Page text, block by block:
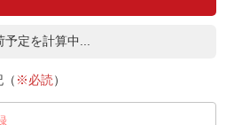
予定を計算中...
※必読）